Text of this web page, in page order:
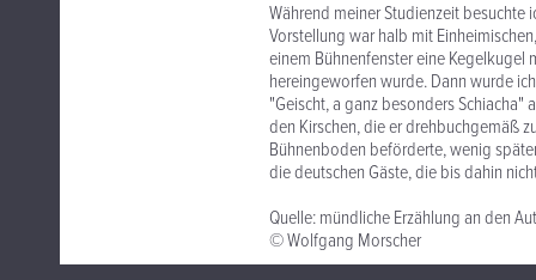
Während meiner Studienzeit besuchte
Vorstellung war halb mit
einem Bühnenfenster eine Kegelkugel
hereingeworfen wurde. Dann wurde
"Geischt, a ganz besonders
den Kirschen, die er drehbuchgemäß
Bühnenboden beförderte, wenig
die deutschen Gäste, die bis dahin
Quelle: mündliche Erzählung an den
© Wolfgang Morscher